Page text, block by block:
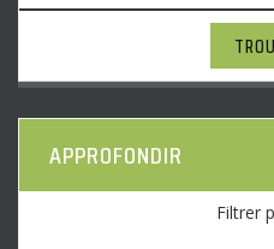
APPROFONDIR
Filtrer